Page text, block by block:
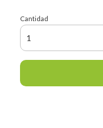
Cantidad